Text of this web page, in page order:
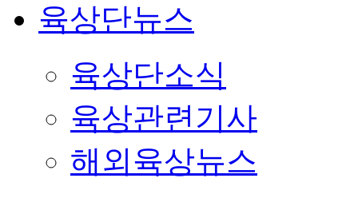
육상단뉴스
육상단소식
육상관련기사
해외육상뉴스